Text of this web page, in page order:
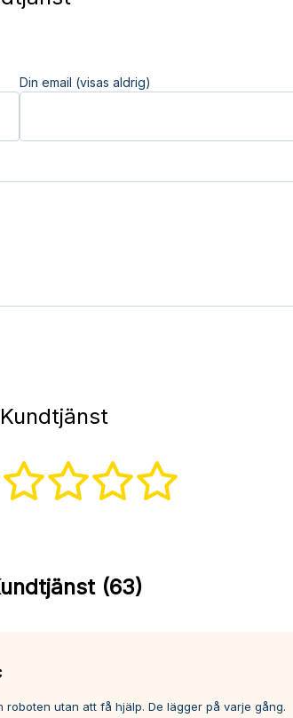
Din email (visas aldrig)
(63)
roboten utan att få hjälp. De lägger på varje gång.